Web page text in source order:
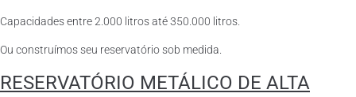
Capacidades entre 2.000 litros até 350.000 litros.
Ou construímos seu reservatório sob medida.
RESERVATÓRIO METÁLICO DE ALTA